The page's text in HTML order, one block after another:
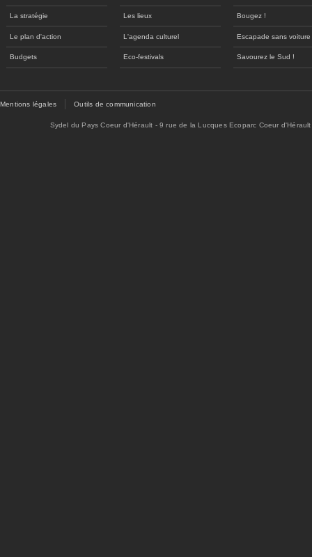
La stratégie
Le plan d'action
Budgets
Les lieux
L'agenda culturel
Eco-festivals
Bougez !
Escapade sans voiture
Savourez le Sud !
Mentions légales Outils de communication
Sydel du Pays Coeur d'Hérault - 9 rue de la Lucques Ecoparc Coeur